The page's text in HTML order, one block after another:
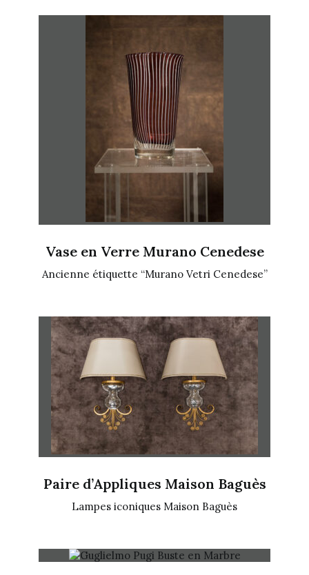
Vase en Verre Murano Cenedese
Ancienne étiquette “Murano Vetri Cenedese”
Paire d’Appliques Maison Baguès
Lampes iconiques Maison Baguès